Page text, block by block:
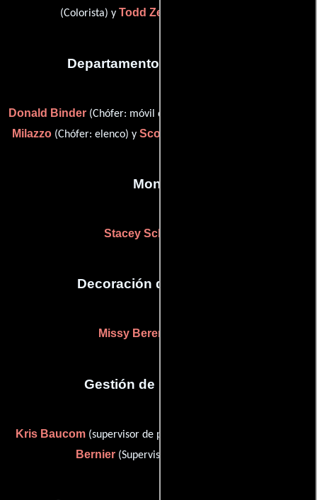
(Colorista) y Todd Zelin
Departamento de transporte
Donald Binder(Chófer: móvil de servicios sanitarios),
Milazzo (Chófer: elenco) y Scott Siler
Montaje
Stacey Schroeder
Decoración de escenario
Missy Berent Ricker
Gestión de producción
Kris Baucom(supervisor de post-producción) y
Bernier (Supervisor de producción)